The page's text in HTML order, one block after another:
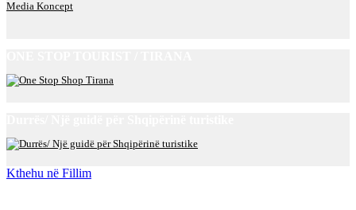
Media Koncept
Kthehu në Fillim